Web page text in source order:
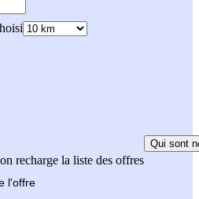
recharge la liste des offres
Qui sont
l'offre